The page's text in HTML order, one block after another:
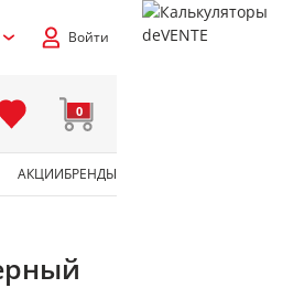
Войти
0
АКЦИИБРЕНДЫ